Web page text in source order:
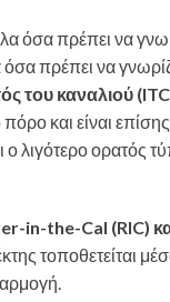
πρέπει να
του καναλιού
και είναι
ο λιγότερο ορατός
in-the-Cal (RIC)
τοποθετείται